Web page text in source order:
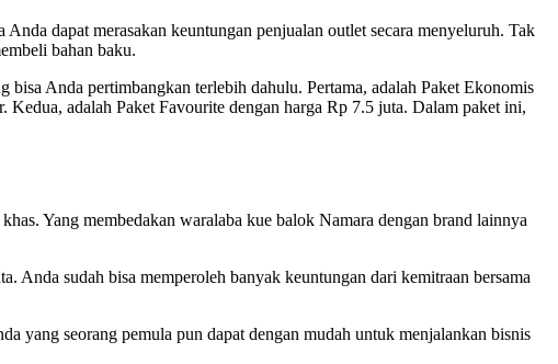
dapat merasakan keuntungan penjualan outlet secara menyeluruh. Tak
bahan baku.
Anda pertimbangkan terlebih dahulu. Pertama, adalah Paket Ekonomis
adalah Paket Favourite dengan harga Rp 7.5 juta. Dalam paket ini,
Yang membedakan waralaba kue balok Namara dengan brand lainnya
Anda sudah bisa memperoleh banyak keuntungan dari kemitraan bersama
yang seorang pemula pun dapat dengan mudah untuk menjalankan bisnis